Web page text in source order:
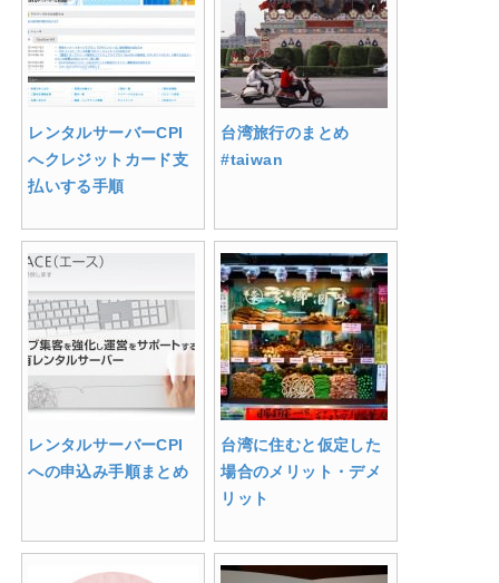
レンタルサーバーCPI
へクレジットカード支
払いする手順
台湾旅行のまとめ
#taiwan
レンタルサーバーCPI
への申込み手順まとめ
台湾に住むと仮定した
場合のメリット・デメ
リット